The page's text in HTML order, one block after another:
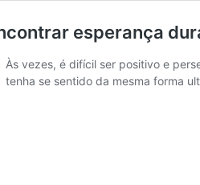
esperança
Às vezes, é difícil ser positivo e
tenha se sentido da mesma forma